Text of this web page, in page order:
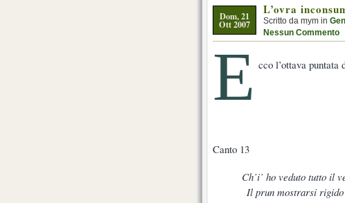
Dom, 21
Ott 2007
L’ovra
Scritto da mym in
Nessun Commento
E cco l’ottava puntata
Canto 13
Ch’i’ ho veduto tutto il
Il prun mostrarsi rigido